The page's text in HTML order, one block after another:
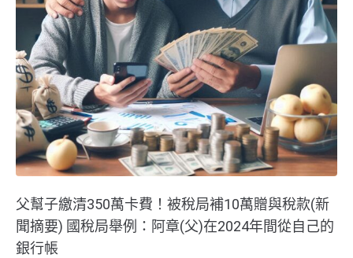
父幫子繳清350萬卡費！被稅局補10萬贈與稅款(新
聞摘要) 國稅局舉例：阿章(父)在2024年間從自己的
銀行帳